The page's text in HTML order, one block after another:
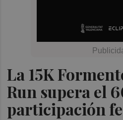
La 15K
Run supera el
participación